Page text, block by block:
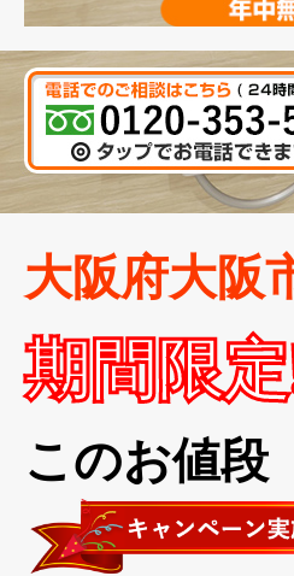
大阪府大阪
期間限
このお値段